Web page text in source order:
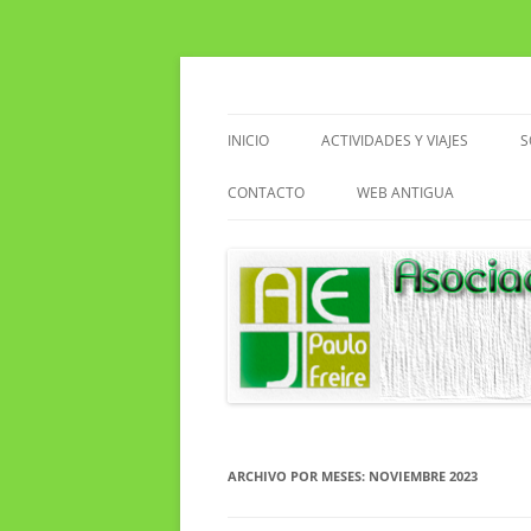
Saltar
INICIO ACTIVIDADES Y VIAJES
VIAJES
EXCURSIONES
SENDERISMO
CLUB DE LECTURA
CONTACTO WEB ANTIGUA
ARCHIVO POR MESES: NOVIEMBRE 2023